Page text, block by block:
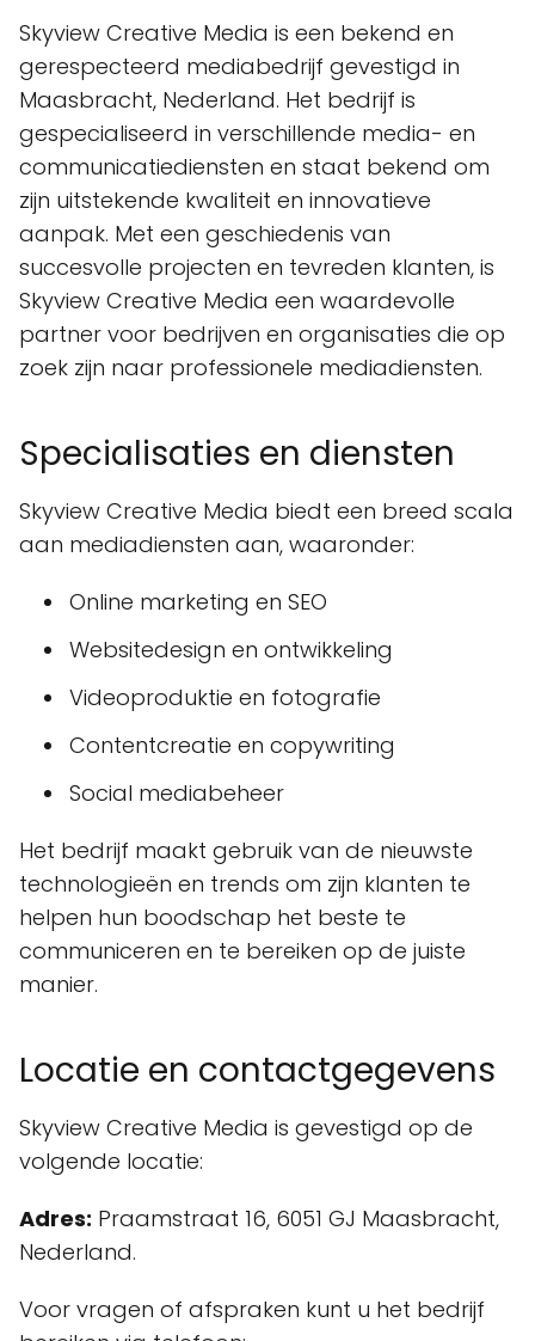
Skyview Creative Media is een bekend en
gerespecteerd mediabedrijf gevestigd in
Maasbracht, Nederland. Het bedrijf is
gespecialiseerd in verschillende media- en
communicatiediensten en staat bekend om
zijn uitstekende kwaliteit en innovatieve
aanpak. Met een geschiedenis van
succesvolle projecten en tevreden klanten, is
Skyview Creative Media een waardevolle
partner voor bedrijven en organisaties die op
zoek zijn naar professionele mediadiensten.
Specialisaties en diensten
Skyview Creative Media biedt een breed scala
aan mediadiensten aan, waaronder:
Online marketing en SEO
Websitedesign en ontwikkeling
Videoproduktie en fotografie
Contentcreatie en copywriting
Social mediabeheer
Het bedrijf maakt gebruik van de nieuwste
technologieën en trends om zijn klanten te
helpen hun boodschap het beste te
communiceren en te bereiken op de juiste
manier.
Locatie en contactgegevens
Skyview Creative Media is gevestigd op de
volgende locatie:
Adres: Praamstraat 16, 6051 GJ Maasbracht,
Nederland.
Voor vragen of afspraken kunt u het bedrijf